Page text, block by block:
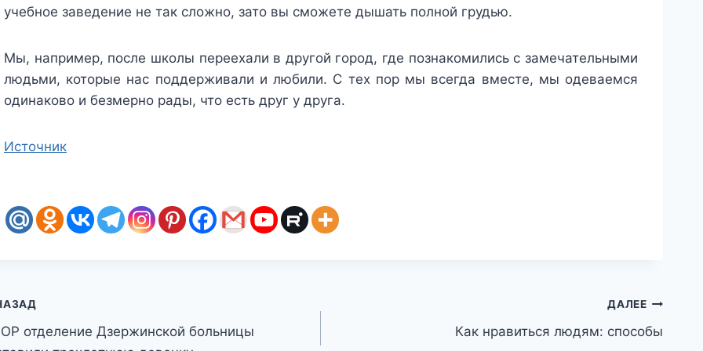
учебное заведение не так сложно, зато вы сможете дышать полной грудью.
Мы, например, после школы переехали в другой город, где познакомились с замечательными
людьми, которые нас поддерживали и любили. С тех пор мы всегда вместе, мы одеваемся
одинаково и безмерно рады, что есть друг у друга.
Источник
отделение Дзержинской больницы
ДАЛЕЕ
Как нравиться людям: способы